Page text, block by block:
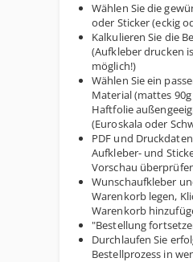
Wählen Sie die
oder Sticker (eckig
Kalkulieren Sie die
(Aufkleber drucken
möglich!)
Wählen Sie ein
Material (mattes
Haftfolie
(Euroskala oder
PDF und
Aufkleber- und
Vorschau
Wunschaufkleber
Warenkorb legen,
Warenkorb
"Bestellung
Durchlaufen Sie
Bestellprozess in